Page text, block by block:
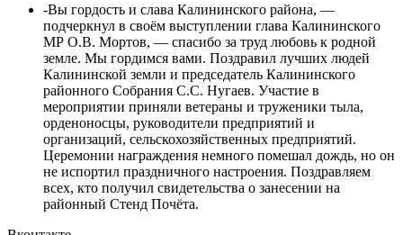
-Вы гордость и слава Калининского района, —
подчеркнул в своём выступлении глава Калининского
МР О.В. Мортов, — спасибо за труд любовь к родной
земле. Мы гордимся вами. Поздравил лучших людей
Калининской земли и председатель Калининского
районного Собрания С.С. Нугаев. Участие в
мероприятии приняли ветераны и труженики тыла,
орденоносцы, руководители предприятий и
организаций, сельскохозяйственных предприятий.
Церемонии награждения немного помешал дождь, но он
не испортил праздничного настроения. Поздравляем
всех, кто получил свидетельства о занесении на
районный Стенд Почёта.